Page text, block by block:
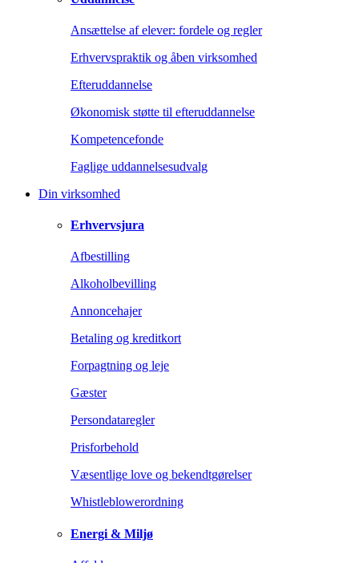
Ansættelse af elever: fordele og regler
Erhvervspraktik og åben virksomhed
Efteruddannelse
Økonomisk støtte til efteruddannelse
Kompetencefonde
Faglige uddannelsesudvalg
Din virksomhed
Erhvervsjura
Afbestilling
Alkoholbevilling
Annoncehajer
Betaling og kreditkort
Forpagtning og leje
Gæster
Persondataregler
Prisforbehold
Væsentlige love og bekendtgørelser
Whistleblowerordning
Energi & Miljø